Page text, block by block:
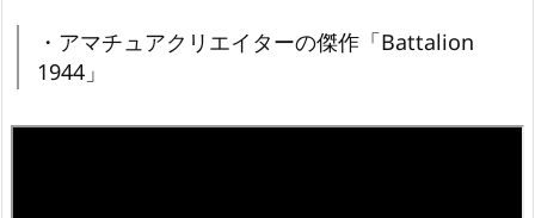
・アマチュアクリエイターの傑作「Battalion
1944」